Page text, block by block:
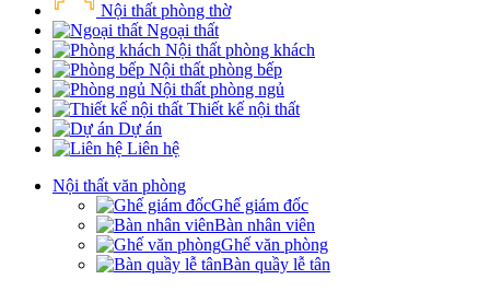
Nội thất phòng thờ
Ngoại thất
Nội thất phòng khách
Nội thất phòng bếp
Nội thất phòng ngủ
Thiết kế nội thất
Dự án
Liên hệ
Nội thất văn phòng
Ghế giám đốc
Bàn nhân viên
Ghế văn phòng
Bàn quầy lễ tân